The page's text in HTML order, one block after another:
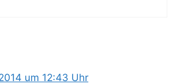
um 12:43 Uhr